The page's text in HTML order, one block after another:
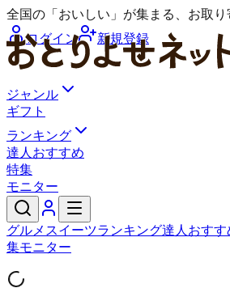
全国の「おいしい」が集まる、お取り
ログイン
新規登録
ジャンル
ギフト
ランキング
達人おすすめ
特集
モニター
グルメ スイーツランキング達人おすす
集モニター